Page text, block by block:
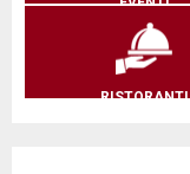
RISTORANTI